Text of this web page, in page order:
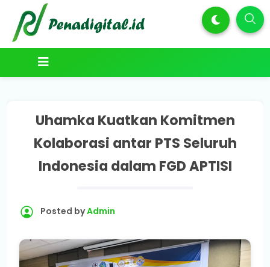
Uhamka Kuatkan Komitmen
Kolaborasi antar PTS Seluruh
Indonesia dalam FGD APTISI
Posted byAdmin